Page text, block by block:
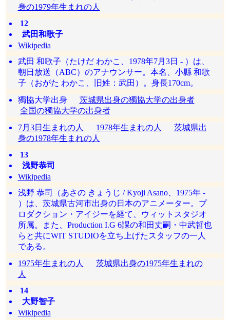
身の1979年生まれの人
12
武田和歌子
Wikipedia
武田 和歌子（たけだ わかこ、1978年7月3日 - ）は、
朝日放送（ABC）のアナウンサー。本名、小縣 和歌
子（おがた わかこ、旧姓：武田）。身長170cm。
獨協大学出身 茨城県出身の獨協大学の出身者
全国の獨協大学の出身者
7月3日生まれの人
1978年生まれの人
茨城県出
身の1978年生まれの人
13
浅野恭司
Wikipedia
浅野 恭司（あさの きょうじ / Kyoji Asano、1975年 -
）は、茨城県古河市出身の日本のアニメーター。プ
ロダクション・アイジーを経て、ウィットスタジオ
所属。また、Production I.G 6課の和田丈嗣・中武哲也
らと共にWIT STUDIOを立ち上げたスタッフの一人
である。
1975年生まれの人
茨城県出身の1975年生まれの
人
14
大野智子
Wikipedia